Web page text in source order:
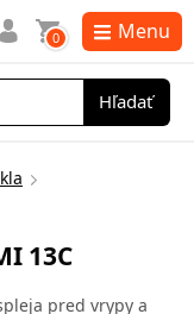
Hľadať
0 Menu
13C
pred vrypy a